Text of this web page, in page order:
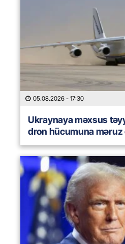
05.08.2026 - 17:30
Ukraynaya məxsus
dron hücumuna məruz